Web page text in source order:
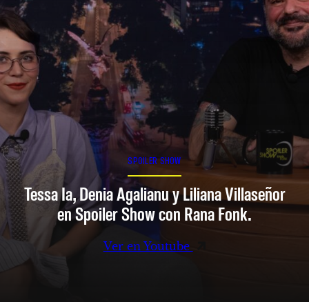
SPOILER SHOW
Tessa Ia, Denia Agalianu y Liliana Villaseñor
en Spoiler Show con Rana Fonk.
Ver en Youtube